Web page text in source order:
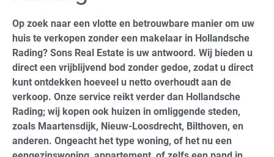
Op zoek naar een vlotte en betrouwbare manier om uw
huis te verkopen zonder een makelaar in Hollandsche
Rading? Sons Real Estate is uw antwoord. Wij bieden u
direct een vrijblijvend bod zonder gedoe, zodat u direct
kunt ontdekken hoeveel u netto overhoudt aan de
verkoop. Onze service reikt verder dan Hollandsche
Rading; wij kopen ook huizen in omliggende steden,
zoals Maartensdijk, Nieuw-Loosdrecht, Bilthoven, en
anderen. Ongeacht het type woning, of het nu een